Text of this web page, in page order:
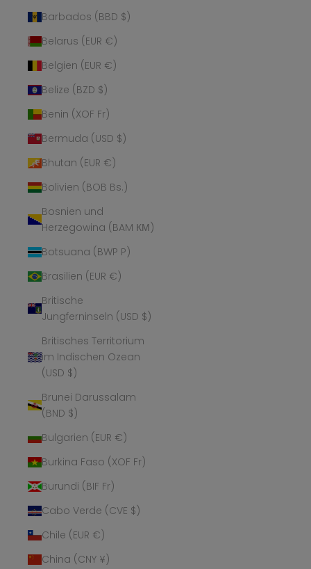
Barbados (BBD $)
Belarus (EUR €)
Belgien (EUR €)
Belize (BZD $)
Benin (XOF Fr)
Bermuda (USD $)
Bhutan (EUR €)
Bolivien (BOB Bs.)
Bosnien und
Herzegowina (BAM КМ)
Botsuana (BWP P)
Brasilien (EUR €)
Britische
Jungferninseln (USD $)
Britisches Territorium
im Indischen Ozean
(USD $)
Brunei Darussalam
(BND $)
Bulgarien (EUR €)
Burkina Faso (XOF Fr)
Burundi (BIF Fr)
Cabo Verde (CVE $)
Chile (EUR €)
China (CNY ¥)